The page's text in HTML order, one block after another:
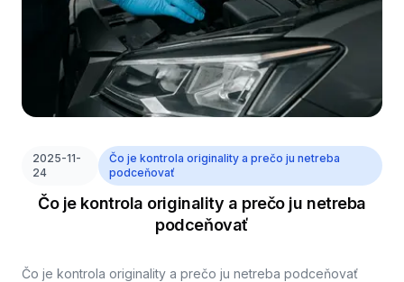
2025-11-
24
Čo je kontrola originality a prečo ju netreba
podceňovať
Čo je kontrola originality a prečo ju netreba
podceňovať
Čo je kontrola originality a prečo ju netreba podceňovať